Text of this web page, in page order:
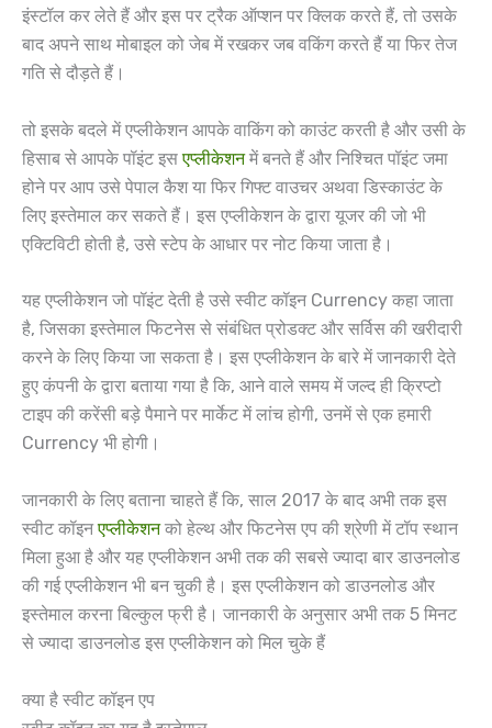
इंस्टॉल कर लेते हैं और इस पर ट्रैक ऑप्शन पर क्लिक करते हैं, तो उसके
बाद अपने साथ मोबाइल को जेब में रखकर जब वकिंग करते हैं या फिर तेज
गति से दौड़ते हैं।
तो इसके बदले में एप्लीकेशन आपके वाकिंग को काउंट करती है और उसी के
हिसाब से आपके पॉइंट इसएप्लीकेशनमें बनते हैं और निश्चित पॉइंट जमा
होने पर आप उसे पेपाल कैश या फिर गिफ्ट वाउचर अथवा डिस्काउंट के
लिए इस्तेमाल कर सकते हैं। इस एप्लीकेशन के द्वारा यूजर की जो भी
एक्टिविटी होती है, उसे स्टेप के आधार पर नोट किया जाता है।
यह एप्लीकेशन जो पॉइंट देती है उसे स्वीट कॉइन Currency कहा जाता
है, जिसका इस्तेमाल फिटनेस से संबंधित प्रोडक्ट और सर्विस की खरीदारी
करने के लिए किया जा सकता है। इस एप्लीकेशन के बारे में जानकारी देते
हुए कंपनी के द्वारा बताया गया है कि, आने वाले समय में जल्द ही क्रिप्टो
टाइप की करेंसी बड़े पैमाने पर मार्केट में लांच होगी, उनमें से एक हमारी
Currency भी होगी।
जानकारी के लिए बताना चाहते हैं कि, साल 2017 के बाद अभी तक इस
स्वीट कॉइनएप्लीकेशनको हेल्थ और फिटनेस एप की श्रेणी में टॉप स्थान
मिला हुआ है और यह एप्लीकेशन अभी तक की सबसे ज्यादा बार डाउनलोड
की गई एप्लीकेशन भी बन चुकी है। इस एप्लीकेशन को डाउनलोड और
इस्तेमाल करना बिल्कुल फ्री है। जानकारी के अनुसार अभी तक 5 मिनट
से ज्यादा डाउनलोड इस एप्लीकेशन को मिल चुके हैं
क्या है स्वीट कॉइन एप